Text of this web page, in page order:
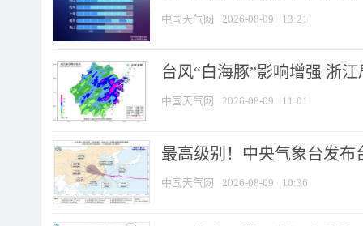
中国天气网 2026-08-09 13:21
台风“白海豚”影响增强 浙
中国天气网 2026-08-09 11:01
最高级别！中央气象台发布
中国天气网 2026-08-09 10:36